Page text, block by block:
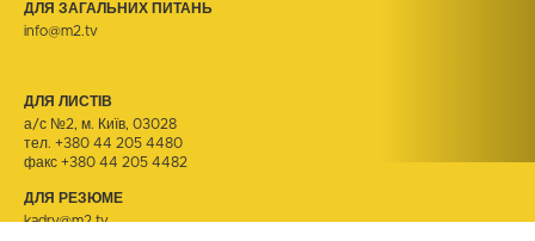
ДЛЯ ЗАГАЛЬНИХ ПИТАНЬ
info@m2.tv
ДЛЯ ЛИСТІВ
а/с №2, м. Київ, 03028
тел. +380 44 205 4480
факс +380 44 205 4482
ДЛЯ РЕЗЮМЕ
kadry@m2.tv